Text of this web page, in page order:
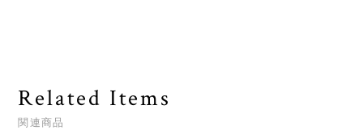
Related Items
関連商品